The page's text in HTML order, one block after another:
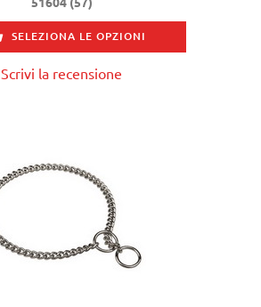
SELEZIONA LE OPZIONI
Scrivi la recensione